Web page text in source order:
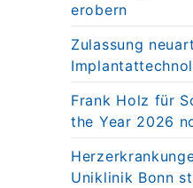
erobern
Zulassung
Frank Holz für
the Year 2026
Uniklinik Bonn